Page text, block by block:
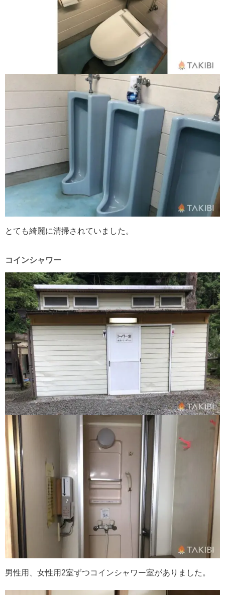
とても綺麗に清掃されていました。
コインシャワー
男性用、女性用2室ずつコインシャワー室がありました。